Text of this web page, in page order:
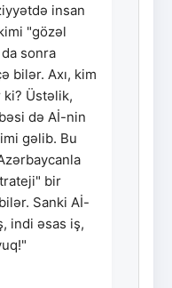
insan
"gözəl
sonra
bilər. Axı, kim
ki? Üstəlik,
də Aİ-nin
gəlib. Bu
bir
Sanki Aİ-
indi əsas iş,